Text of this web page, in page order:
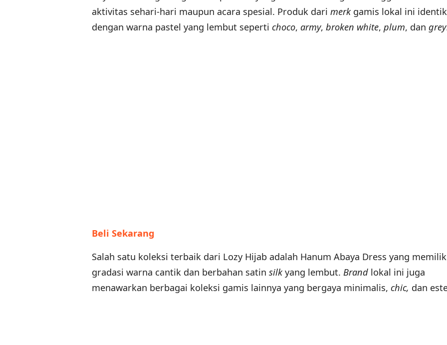
aktivitas sehari-hari maupun acara spesial. Produk dari merkgamis lokal ini identik
dengan warna pastel yang lembut seperti choco, army, broken white, plum, dan grey
Beli Sekarang
Salah satu koleksi terbaik dari Lozy Hijab adalah Hanum Abaya Dress yang
gradasi warna cantik dan berbahan satin silkyang lembut. Brand lokal ini juga
menawarkan berbagai koleksi gamis lainnya yang bergaya minimalis, chic, dan